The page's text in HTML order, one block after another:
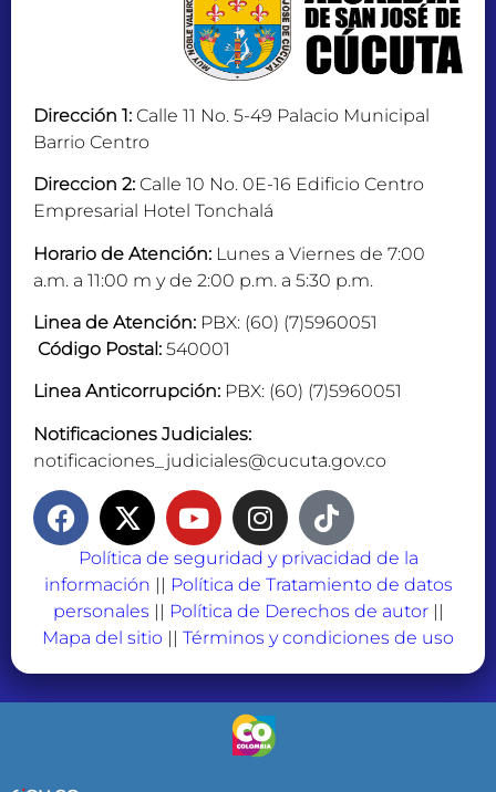
Dirección 1: Calle 11 No. 5-49 Palacio Municipal
Barrio Centro
Direccion 2: Calle 10 No. 0E-16 Edificio Centro
Empresarial Hotel Tonchalá
Horario de Atención: Lunes a Viernes de 7:00
a.m. a 11:00 m y de 2:00 p.m. a 5:30 p.m.
Linea de Atención: PBX: (60) (7)5960051
Código Postal: 540001
Linea Anticorrupción: PBX: (60) (7)5960051
Notificaciones Judiciales:
notificaciones_judiciales@cucuta.gov.co
Política de seguridad y privacidad de la
información
Política de Tratamiento de datos
personales
Política de Derechos de autor||
Mapa del sitio
Términos y condiciones de uso